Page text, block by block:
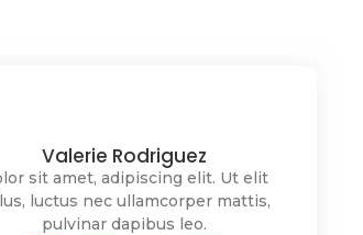
Valerie Rodriguez
sit amet, adipiscing elit. Ut elit
luctus nec ullamcorper mattis,
pulvinar dapibus leo.